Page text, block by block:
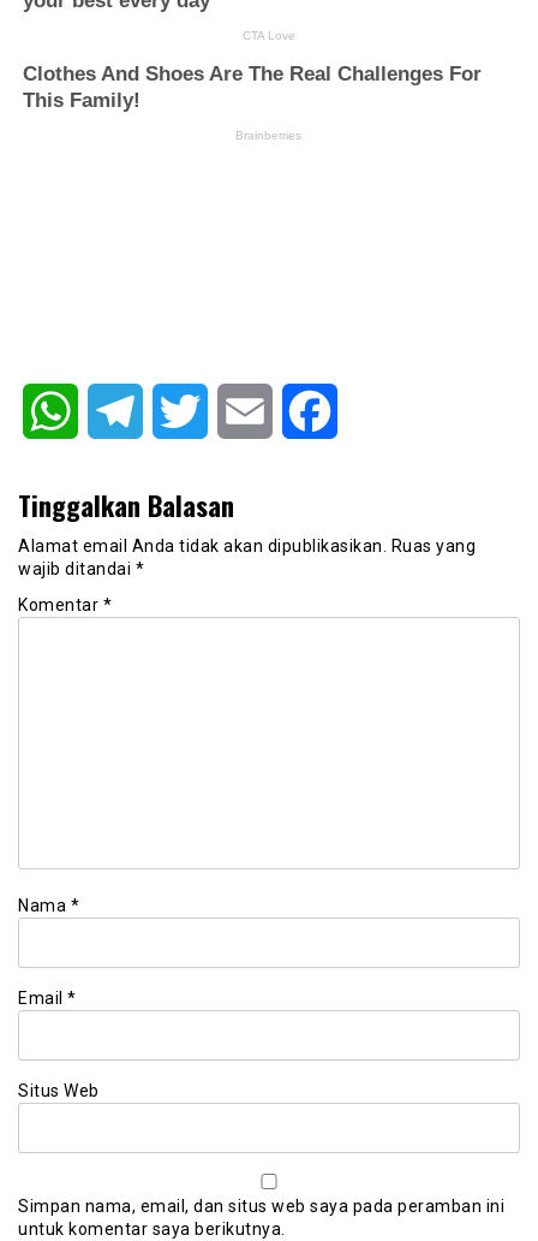
WhatsAppTelegram Twitter Email
Tinggalkan Balasan
Alamat email Anda tidak akan dipublikasikan. Ruas yang
wajib ditandai *
Komentar *
Nama *
Email *
Situs Web
Simpan nama, email, dan situs web saya pada peramban ini
untuk komentar saya berikutnya.